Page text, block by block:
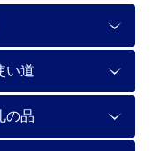
い道
の品